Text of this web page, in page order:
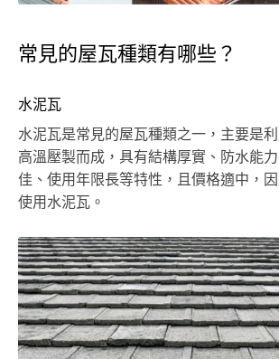
常見的屋瓦種類有哪些？
水泥瓦
水泥瓦是常見的屋瓦種類之一，主要是
高溫壓製而成，具有結構厚實、防水能
佳、使用年限長等特性，且價格適中，
使用水泥瓦。